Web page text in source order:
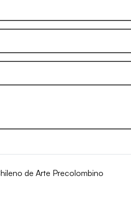
de Arte Precolombino